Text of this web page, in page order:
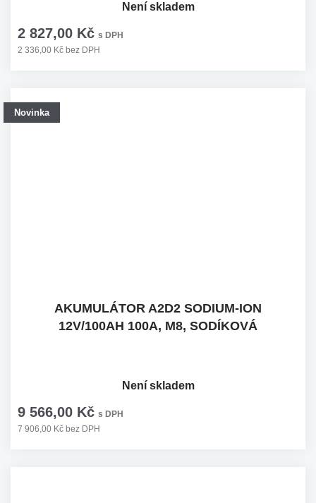
2 827,00 Kč s DPH
2 336,00 Kč bez DPH
Není skladem
Novinka
AKUMULÁTOR A2D2 SODIUM-ION
12V/100AH 100A, M8, SODÍKOVÁ
9 566,00 Kč s DPH
7 906,00 Kč bez DPH
Není skladem